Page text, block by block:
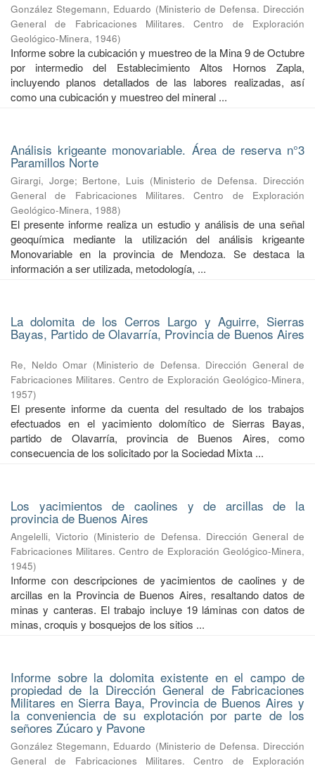
González Stegemann, Eduardo (Ministerio de Defensa. Dirección
General de Fabricaciones Militares. Centro de Exploración
Geológico-Minera, 1946)
Informe sobre la cubicación y muestreo de la Mina 9 de Octubre
por intermedio del Establecimiento Altos Hornos Zapla,
incluyendo planos detallados de las labores realizadas, así
como una cubicación y muestreo del mineral ...
Análisis krigeante monovariable. Área de reserva n°3
Paramillos Norte
Girargi, Jorge; Bertone, Luis (Ministerio de Defensa. Dirección
General de Fabricaciones Militares. Centro de Exploración
Geológico-Minera, 1988)
El presente informe realiza un estudio y análisis de una señal
geoquímica mediante la utilización del análisis krigeante
Monovariable en la provincia de Mendoza. Se destaca la
información a ser utilizada, metodología, ...
La dolomita de los Cerros Largo y Aguirre, Sierras
Bayas, Partido de Olavarría, Provincia de Buenos Aires
Re, Neldo Omar (Ministerio de Defensa. Dirección General de
Fabricaciones Militares. Centro de Exploración Geológico-Minera,
1957)
El presente informe da cuenta del resultado de los trabajos
efectuados en el yacimiento dolomítico de Sierras Bayas,
partido de Olavarría, provincia de Buenos Aires, como
consecuencia de los solicitado por la Sociedad Mixta ...
Los yacimientos de caolines y de arcillas de la
provincia de Buenos Aires
Angelelli, Victorio (Ministerio de Defensa. Dirección General de
Fabricaciones Militares. Centro de Exploración Geológico-Minera,
1945)
Informe con descripciones de yacimientos de caolines y de
arcillas en la Provincia de Buenos Aires, resaltando datos de
minas y canteras. El trabajo incluye 19 láminas con datos de
minas, croquis y bosquejos de los sitios ...
Informe sobre la dolomita existente en el campo de
propiedad de la Dirección General de Fabricaciones
Militares en Sierra Baya, Provincia de Buenos Aires y
la conveniencia de su explotación por parte de los
señores Zúcaro y Pavone
González Stegemann, Eduardo (Ministerio de Defensa. Dirección
General de Fabricaciones Militares. Centro de Exploración